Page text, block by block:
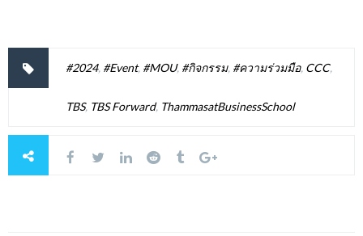
#2024, #Event, #MOU, #กิจกรรม, #ความร่วมมือ, CCC,
TBS, TBS Forward, ThammasatBusinessSchool